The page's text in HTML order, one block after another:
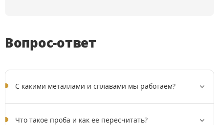
Вопрос-ответ
C какими металлами и сплавами мы работаем?
Что такое проба и как ее пересчитать?